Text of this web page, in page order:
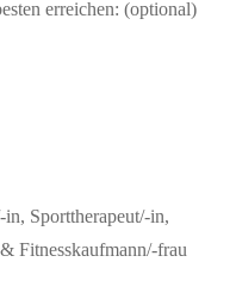
erreichen: (optional)
Sporttherapeut/-in,
Fitnesskaufmann/-frau